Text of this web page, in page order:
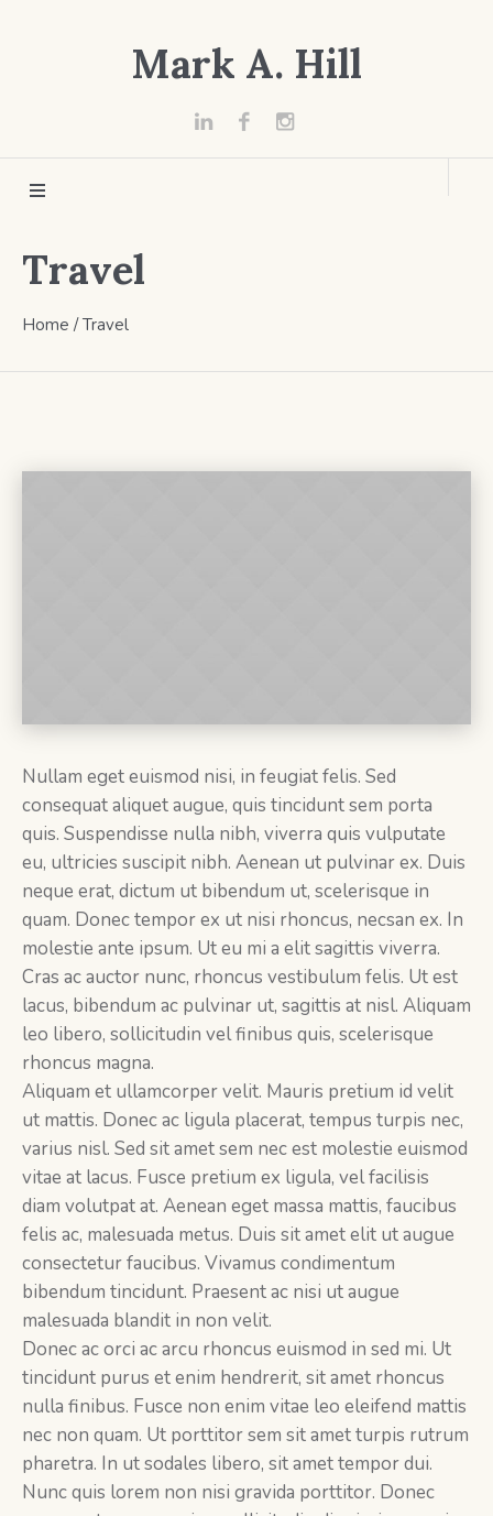
Mark A. Hill
Travel
Home /Travel
Nullam eget euismod nisi, in feugiat felis. Sed
consequat aliquet augue, quis tincidunt sem porta
quis. Suspendisse nulla nibh, viverra quis vulputate
eu, ultricies suscipit nibh. Aenean ut pulvinar ex. Duis
neque erat, dictum ut bibendum ut, scelerisque in
quam. Donec tempor ex ut nisi rhoncus, necsan ex. In
molestie ante ipsum. Ut eu mi a elit sagittis viverra.
Cras ac auctor nunc, rhoncus vestibulum felis. Ut est
lacus, bibendum ac pulvinar ut, sagittis at nisl. Aliquam
leo libero, sollicitudin vel finibus quis, scelerisque
rhoncus magna.
Aliquam et ullamcorper velit. Mauris pretium id velit
ut mattis. Donec ac ligula placerat, tempus turpis nec,
varius nisl. Sed sit amet sem nec est molestie euismod
vitae at lacus. Fusce pretium ex ligula, vel facilisis
diam volutpat at. Aenean eget massa mattis, faucibus
felis ac, malesuada metus. Duis sit amet elit ut augue
consectetur faucibus. Vivamus condimentum
bibendum tincidunt. Praesent ac nisi ut augue
malesuada blandit in non velit.
Donec ac orci ac arcu rhoncus euismod in sed mi. Ut
tincidunt purus et enim hendrerit, sit amet rhoncus
nulla finibus. Fusce non enim vitae leo eleifend mattis
nec non quam. Ut porttitor sem sit amet turpis rutrum
pharetra. In ut sodales libero, sit amet tempor dui.
Nunc quis lorem non nisi gravida porttitor. Donec